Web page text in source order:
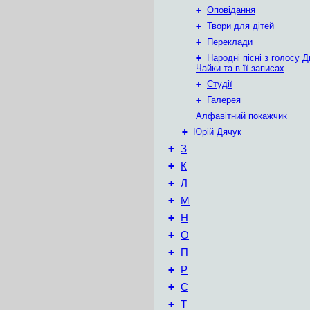
+ Оповідання
+ Твори для дітей
+
Переклади
+
Народні пісні з голосу
Чайки та в її записах
+ Студії
+
Галерея
Алфавітний покажчик
+
Юрій Дячук
+ З
+ К
+ Л
+ М
+ Н
+ О
+ П
+ Р
+ С
+ Т